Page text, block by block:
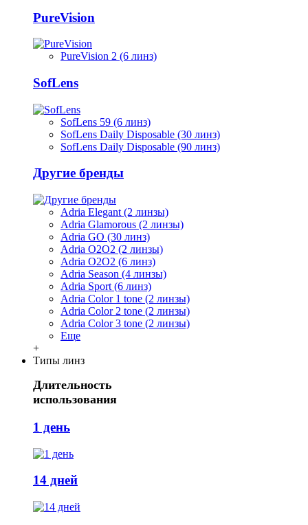
PureVision
PureVision 2 (6 линз)
SofLens
SofLens 59 (6 линз)
SofLens Daily Disposable (30 линз)
SofLens Daily Disposable (90 линз)
Другие бренды
Adria Elegant (2 линзы)
Adria Glamorous (2 линзы)
Adria GO (30 линз)
Adria O2O2 (2 линзы)
Adria O2O2 (6 линз)
Adria Season (4 линзы)
Adria Sport (6 линз)
Adria Сolor 1 tone (2 линзы)
Adria Сolor 2 tone (2 линзы)
Adria Сolor 3 tone (2 линзы)
Еще
+
Типы линз
Длительность
использования
1 день
14 дней